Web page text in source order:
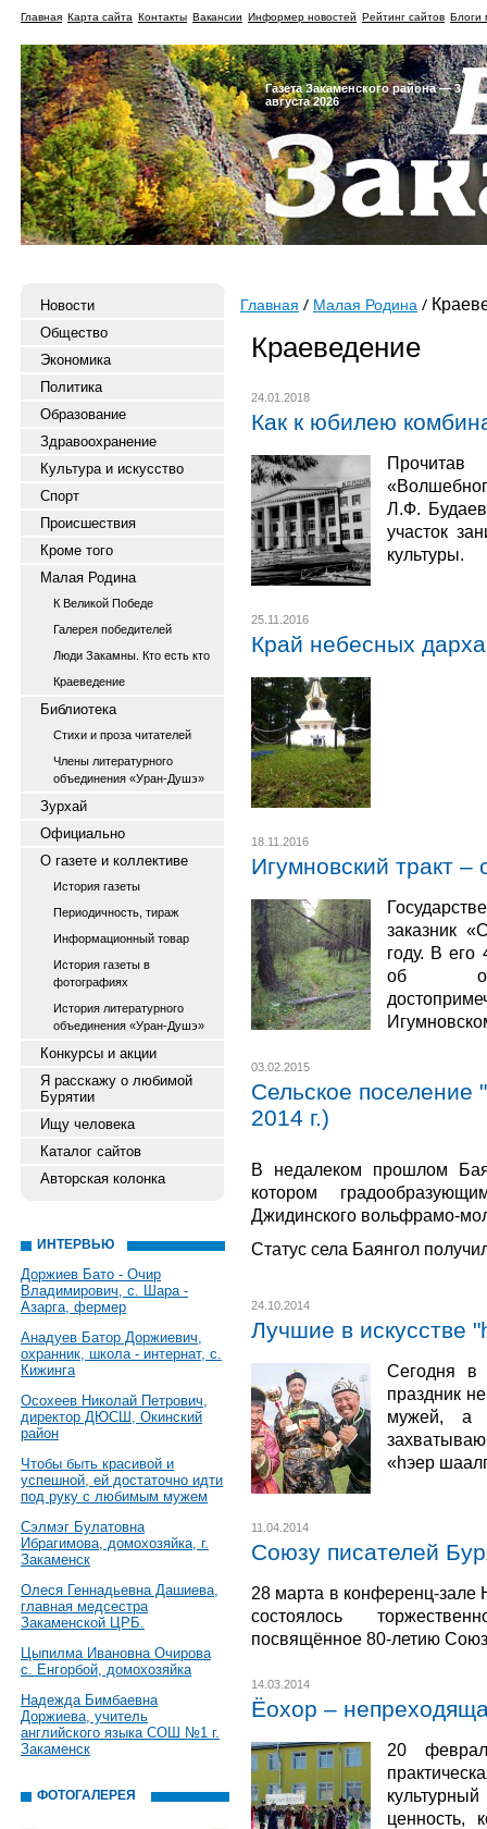
Главная Карта сайта Контакты Вакансии Информер новостей Рейтинг сайтов Блоги
Газета Закаменского района — 3
августа 2026
Новости
Общество
Экономика
Политика
Образование
Здравоохранение
Культура и искусство
Спорт
Происшествия
Кроме того
Малая Родина
К Великой Победе
Галерея победителей
Люди Закамны. Кто есть кто
Краеведение
Библиотека
Стихи и проза читателей
Члены литературного
объединения «Уран-Душэ»
Зурхай
Официально
О газете и коллективе
История газеты
Периодичность, тираж
Информационный товар
История газеты в
фотографиях
История литературного
объединения «Уран-Душэ»
Конкурсы и акции
Я расскажу о любимой
Бурятии
Ищу человека
Каталог сайтов
Авторская колонка
ИНТЕРВЬЮ
Доржиев Бато - Очир
Владимирович, с. Шара -
Азарга, фермер
Анадуев Батор Доржиевич,
охранник, школа - интернат, с.
Кижинга
Осохеев Николай Петрович,
директор ДЮСШ, Окинский
район
Чтобы быть красивой и
успешной, ей достаточно идти
под руку с любимым мужем
Сэлмэг Булатовна
Ибрагимова, домохозяйка, г.
Закаменск
Олеся Геннадьевна Дашиева,
главная медсестра
Закаменской ЦРБ.
Цыпилма Ивановна Очирова
с. Енгорбой, домохозяйка
Надежда Бимбаевна
Доржиева, учитель
английского языка СОШ №1 г.
Закаменск
ФОТОГАЛЕРЕЯ
Главная Малая Родина
Краеведение
24.01.2018
Как к юбилею
Л.Ф.
участок
культуры.
25.11.2016
Край небесных
18.11.2016
Игумновский тракт
заказник
году. В его
об
03.02.2015
Сельское поселение
2014 г.)
В недалеком прошлом
котором
Джидинского вольфрамо-
Статус села Баянгол
24.10.2014
Лучшие в искусстве
Сегодня в
праздник
мужей, а
«hэер
11.04.2014
Союзу писателей
28 марта в конференц-зале
состоялось
посвящённое 80-летию
14.03.2014
Ёохор –
20
ценность,